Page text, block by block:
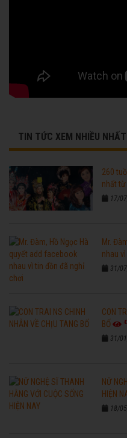
TIN TỨC XEM NHIỀU NHẤT
260
nhất
17/
Mr.
nhau
31/
CON
BỐ
31/
NỮ
HIỆN
18/